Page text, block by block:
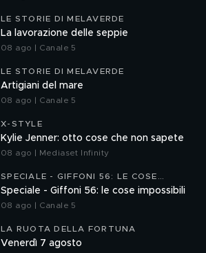
LE STORIE DI MELAVERDE
La lavorazione delle seppie
08 ago | Canale 5
LE STORIE DI MELAVERDE
Artigiani del mare
08 ago | Canale 5
X-STYLE
Kylie Jenner: otto cose che non sapete
08 ago | Mediaset Infinity
SPECIALE - GIFFONI 56: LE COSE
IMPOSSIBILI
Speciale - Giffoni 56: le cose impossibili
08 ago | Canale 5
LA RUOTA DELLA FORTUNA
Venerdì 7 agosto